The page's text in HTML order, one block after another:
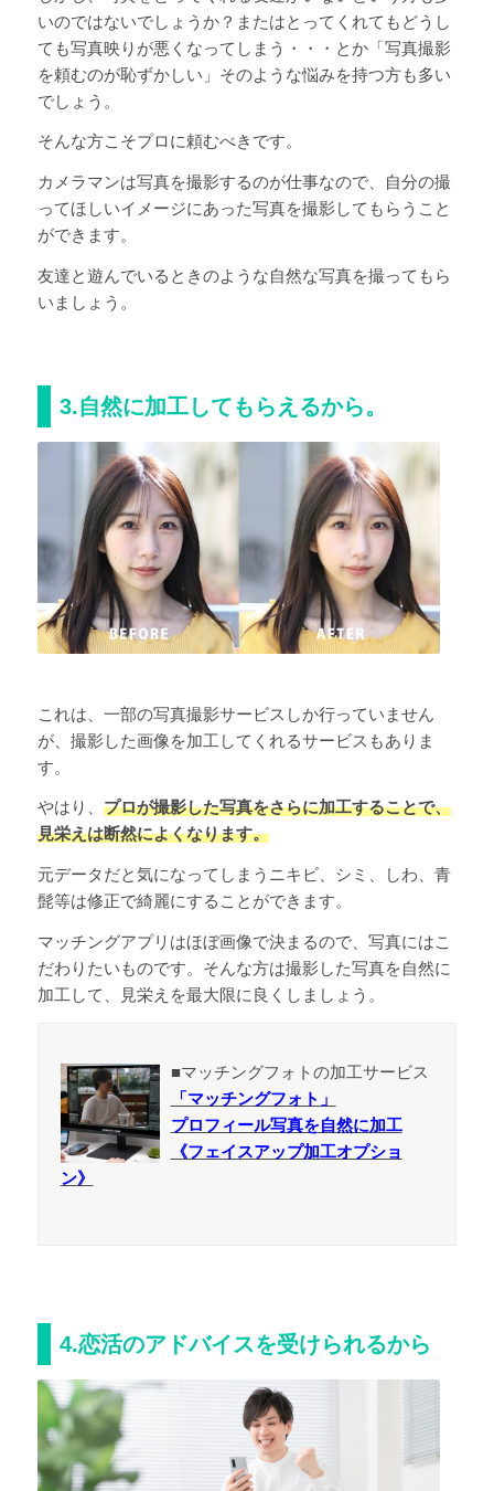
いのではないでしょうか？またはとってくれてもどうし
ても写真映りが悪くなってしまう・・・とか「写真撮影
を頼むのが恥ずかしい」そのような悩みを持つ方も多い
でしょう。
そんな方こそプロに頼むべきです。
カメラマンは写真を撮影するのが仕事なので、自分の撮
ってほしいイメージにあった写真を撮影してもらうこと
ができます。
友達と遊んでいるときのような自然な写真を撮ってもら
いましょう。
3.自然に加工してもらえるから。
これは、一部の写真撮影サービスしか行っていません
が、撮影した画像を加工してくれるサービスもありま
す。
やはり、 プロが撮影した写真をさらに加工することで、
見栄えは断然によくなります。
元データだと気になってしまうニキビ、シミ、しわ、青
髭等は修正で綺麗にすることができます。
マッチングアプリはほぼ画像で決まるので、写真にはこ
だわりたいものです。そんな方は撮影した写真を自然に
加工して、見栄えを最大限に良くしましょう。
■マッチングフォトの加工サービス
「マッチングフォト」
プロフィール写真を自然に加工
《フェイスアップ加工オプショ
ン》
4.恋活のアドバイスを受けられるから